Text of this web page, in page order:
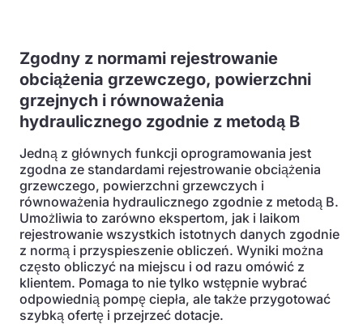
Zgodny z normami rejestrowanie
obciążenia grzewczego, powierzchni
grzejnych i równoważenia
hydraulicznego zgodnie z metodą B
Jedną z głównych funkcji oprogramowania jest
zgodna ze standardami rejestrowanie obciążenia
grzewczego, powierzchni grzewczych i
równoważenia hydraulicznego zgodnie z metodą B.
Umożliwia to zarówno ekspertom, jak i laikom
rejestrowanie wszystkich istotnych danych zgodnie
z normą i przyspieszenie obliczeń. Wyniki można
często obliczyć na miejscu i od razu omówić z
klientem. Pomaga to nie tylko wstępnie wybrać
odpowiednią pompę ciepła, ale także przygotować
szybką ofertę i przejrzeć dotacje.